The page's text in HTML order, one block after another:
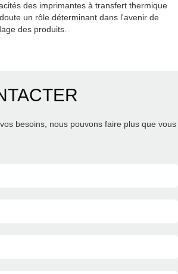
des imprimantes à transfert thermique
un rôle déterminant dans l'avenir de
des produits.
besoins, nous pouvons faire plus que vous